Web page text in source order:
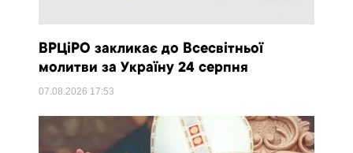
ВРЦіРО закликає до Всесвітньої
молитви за Україну 24 серпня
07.08.2026 17:53